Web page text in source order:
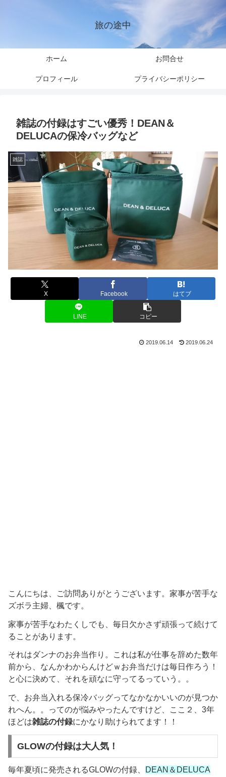
旅の途中
ホーム お問合せ
プロフィール プライバシーポリシー
雑誌の付録はすごい優秀！DEAN＆
DELUCAの保冷バッグなど
雑誌
X Facebook はてブ
LINE コピー
2019.06.14 2019.06.24
こんにちは、ご訪問ありがとうございます。家事が苦手な
ズボラ主婦、楓です。
家事が苦手なわたくしでも、毎日欠かさず頑張って続けて
ることがあります。
それはダンナのお弁当作り。これは私が仕事を辞めた数年
前から、なんかわからんけどｗお弁当だけは毎日作ろう！
と心に決めて、それを頑なに守ってるっていう。。
で、お弁当入れる保冷バッグってなかなかいいのが見つか
れへん。。ってのが悩みやったんですけど、ここ２、3年
ほどは雑誌の付録にかなり助けられてます！！
GLOWの付録は大人気！
毎年夏頃に発売されるGLOWの付録、
DEAN＆DELUCA